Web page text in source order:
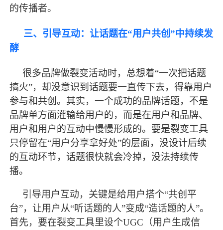
的传播者。
三、引导互动：让话题在“用户共创”中持续发
酵
很多品牌做裂变活动时，总想着“一次把话题
搞火”，却没意识到话题要一直传下去，得靠用户
参与和共创。其实，一个成功的品牌话题，不是
品牌单方面灌输给用户的，而是在用户和品牌、
用户和用户的互动中慢慢形成的。要是裂变工具
只停留在“用户分享拿好处”的层面，没设计后续
的互动环节，话题很快就会冷掉，没法持续传
播。
引导用户互动，关键是给用户搭个“共创平
台”，让用户从“听话题的人”变成“造话题的人”。
首先，要在裂变工具里设个UGC（用户生成信